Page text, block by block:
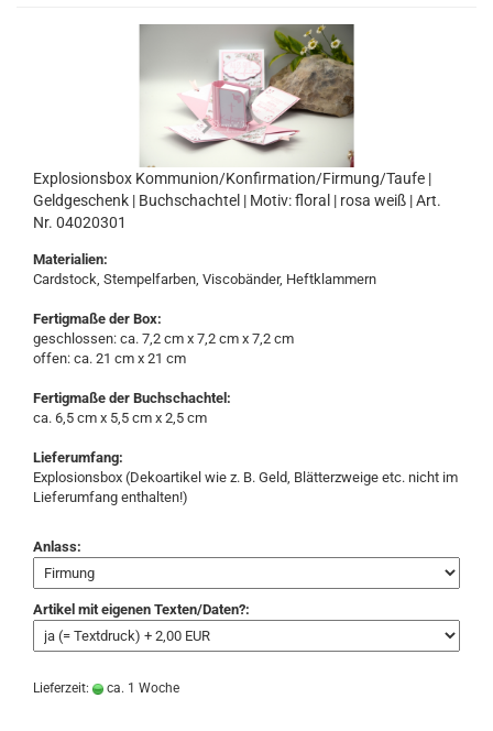
Explosionsbox Kommunion/Konfirmation/Firmung/Taufe |
Geldgeschenk | Buchschachtel | Motiv: floral | rosa weiß | Art.
Nr. 04020301
Materialien:
Cardstock, Stempelfarben, Viscobänder, Heftklammern
Fertigmaße der Box:
geschlossen: ca. 7,2 cm x 7,2 cm x 7,2 cm
offen: ca. 21 cm x 21 cm
Fertigmaße der Buchschachtel:
ca. 6,5 cm x 5,5 cm x 2,5 cm
Lieferumfang:
Explosionsbox (Dekoartikel wie z. B. Geld, Blätterzweige etc. nicht im
Lieferumfang enthalten!)
Anlass:
Artikel mit eigenen Texten/Daten?:
Lieferzeit: ca. 1 Woche